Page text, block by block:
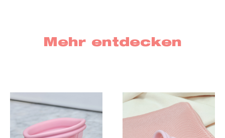
Mehr entdecken